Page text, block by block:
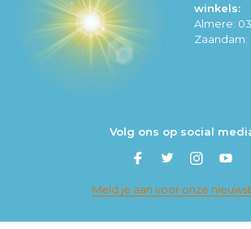
winkels:
Almere:
Zaandam:
Volg ons op social
Meld je aan voor onze